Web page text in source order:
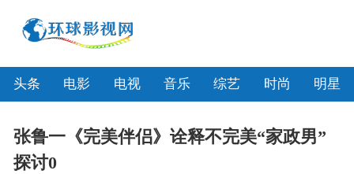
头条 电影 电视 音乐 综艺 时尚 明星
张鲁一《完美伴侣》诠释不完美“家政男”
探讨0